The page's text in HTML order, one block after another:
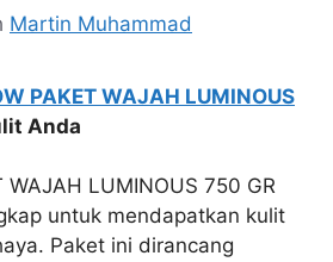
Martin Muhammad
PAKET WAJAH LUMINOUS
Anda
WAJAH LUMINOUS 750 GR
untuk mendapatkan kulit
Paket ini dirancang